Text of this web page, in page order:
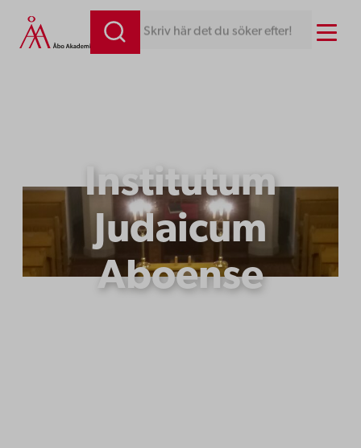
Hoppa
till
Skriv här det du söker efter! Menu
Institutum
Judaicum
Aboense